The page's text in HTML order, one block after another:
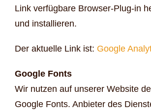
Link verfügbare Browser-Plug-in
und installieren.
Der aktuelle Link ist: Google
Google Fonts
Wir nutzen auf unserer Website
Google Fonts. Anbieter des